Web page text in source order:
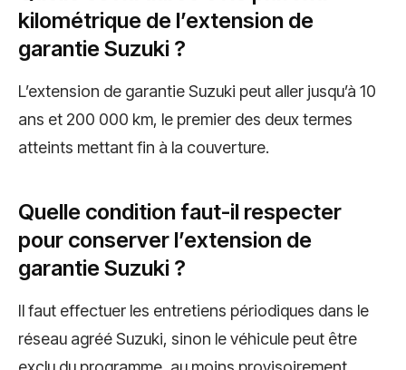
kilométrique de l’extension de
garantie Suzuki ?
L’extension de garantie Suzuki peut aller jusqu’à 10
ans et 200 000 km, le premier des deux termes
atteints mettant fin à la couverture.
Quelle condition faut-il respecter
pour conserver l’extension de
garantie Suzuki ?
Il faut effectuer les entretiens périodiques dans le
réseau agréé Suzuki, sinon le véhicule peut être